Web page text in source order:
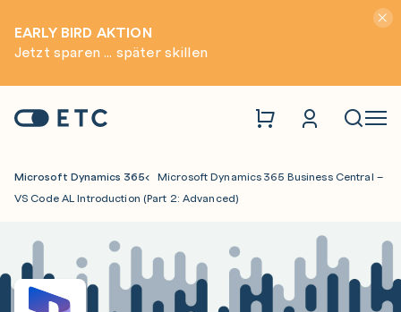
EARLY BIRD AKTION
Jetzt sparen ... später skillen
Startseite: ETC
Microsoft Dynamics 365
Microsoft Dynamics 365 Business Central –
VS Code AL Introduction (Part 2: Advanced)